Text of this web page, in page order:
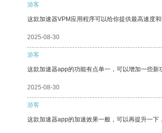
游客
这款加速器VPM应用程序可以给你提供最高速度和
2025-08-30
游客
这款加速器app的功能有点单一，可以增加一些新
2025-08-30
游客
这款加速器app的加速效果一般，可以再提升一下